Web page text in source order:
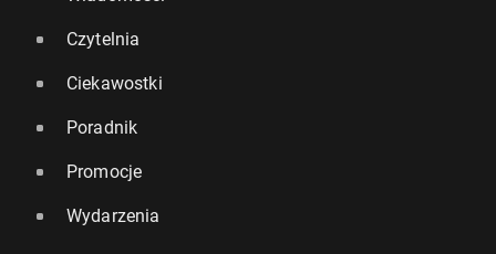
Czytelnia
Ciekawostki
Poradnik
Promocje
Wydarzenia